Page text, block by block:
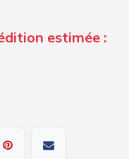
estimée :